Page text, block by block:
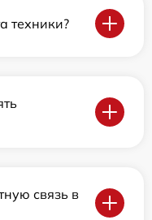
техники?
связь в